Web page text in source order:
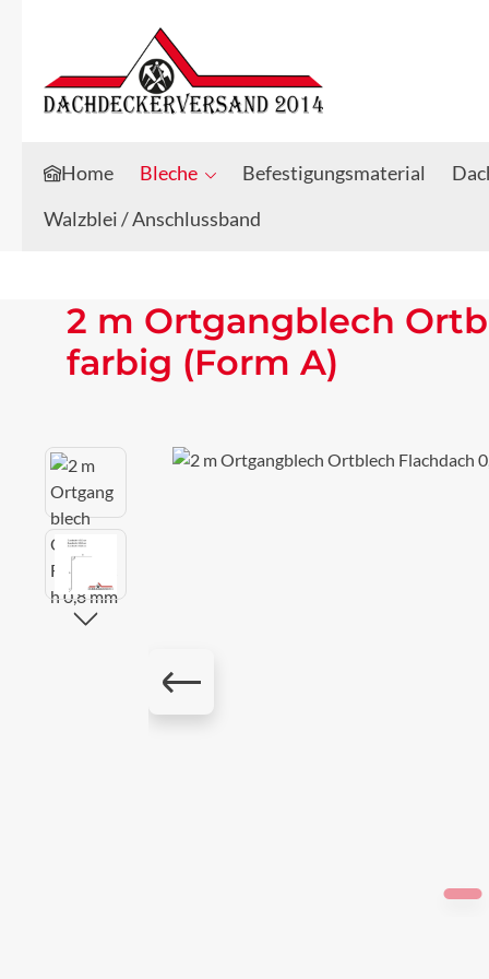
Zum Hauptinhalt springen
Zur Suche springen
Home Bleche Befestigungsmaterial
Walzblei / Anschlussband
2 m Ortgangblech
farbig (Form A)
Bildergalerie überspringen